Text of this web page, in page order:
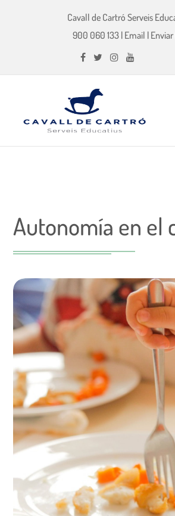
Cavall de Cartró Serveis
900 060 133| Email | Enviar
Autonomía en el